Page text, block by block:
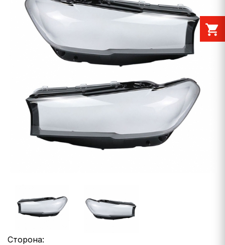
Сторона:
shopping_cart